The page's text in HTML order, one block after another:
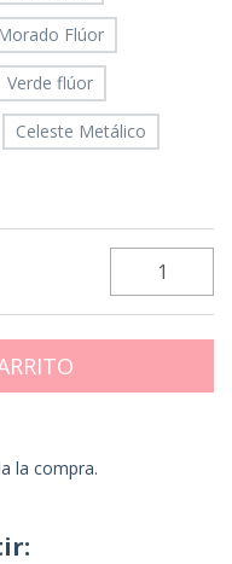
Flúor
Verde flúor
Celeste Metálico
la compra.